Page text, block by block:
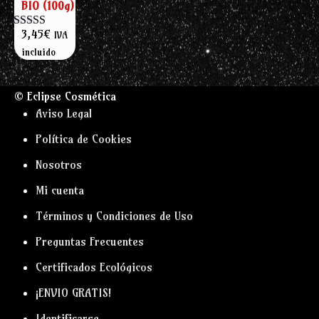
BIO (100g)
Valorado con
5.00de 5
3,45€ IVA
incluido
© Eclipse Cosmética
Aviso Legal
Política de Cookies
Nosotros
Mi cuenta
Términos y Condiciones de Uso
Preguntas Frecuentes
Certificados Ecológicos
¡ENVIO GRATIS!